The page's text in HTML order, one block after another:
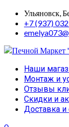
Skip
content
Ульяновск,
+7 (937)
Primary
Menu
Наши
Монтаж и
Отзывы
Скидки и
Доставка и